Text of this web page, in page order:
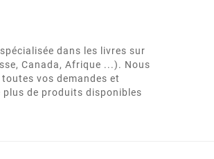
dans les livres sur
Canada, Afrique ...). Nous
vos demandes et
de produits disponibles